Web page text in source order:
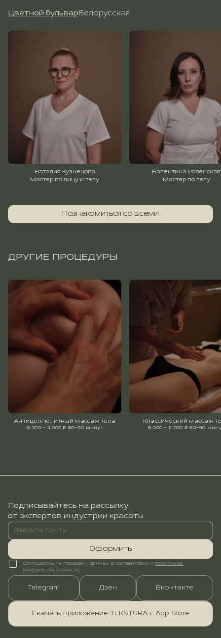
Цветной бульварБелорусская
Наталия Кузнецова
Мастер по лицу и телу
Валентина Ровенская
Мастер по телу
Познакомиться со всеми
ДРУГИЕ ПРОЦЕДУРЫ
Антицеллюлитный массаж тела
8 000 – 11 000 ₽ 60–90 минут
Классический массаж
8 000 – 11 000 ₽ 60–90
Подписывайтесь на рассылку
от экспертов индустрии красоты
Оформить
Соглашаюсь на передачу данных в соответствии с политикой
конфиденциальности.
Telegram Дзен Вконтакте
Скачать приложение TEKSTURA с App Store